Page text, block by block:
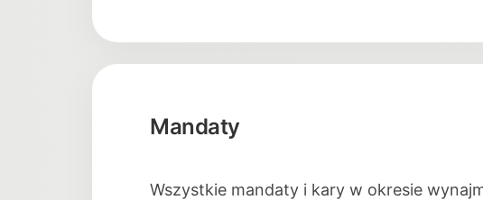
Mandaty
Wszystkie mandaty i kary w okresie